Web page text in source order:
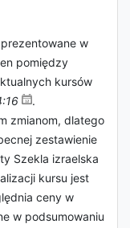
prezentowane w
pomiędzy
kursów
.
zmianom, dlatego
zestawienie
Szekla izraelska
kursu jest
ceny w
w podsumowaniu